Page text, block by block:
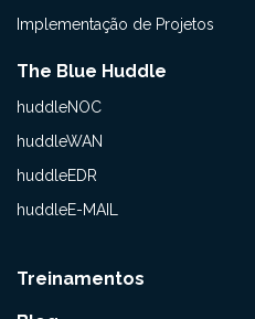
Implementação de Projetos
The Blue Huddle
huddleNOC
huddleWAN
huddleEDR
huddleE-MAIL
Treinamentos